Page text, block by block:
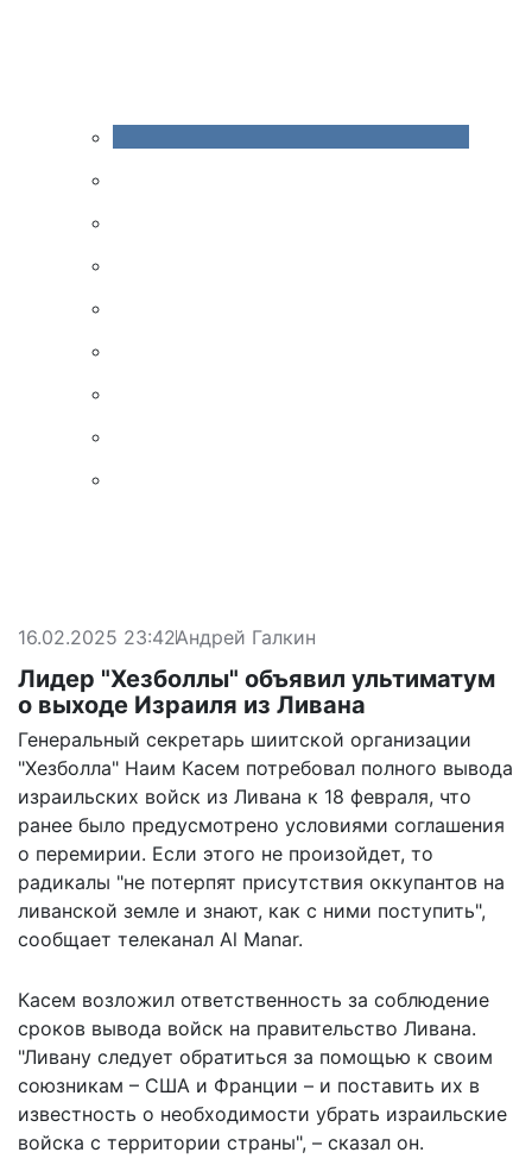
16.02.2025 23:42Андрей Галкин
Лидер "Хезболлы" объявил ультиматум
о выходе Израиля из Ливана
Генеральный секретарь шиитской организации
"Хезболла" Наим Касем потребовал полного вывода
израильских войск из Ливана к 18 февраля, что
ранее было предусмотрено условиями соглашения
о перемирии. Если этого не произойдет, то
радикалы "не потерпят присутствия оккупантов на
ливанской земле и знают, как с ними поступить",
сообщает телеканал Al Manar.
Касем возложил ответственность за соблюдение
сроков вывода войск на правительство Ливана.
"Ливану следует обратиться за помощью к своим
союзникам – США и Франции – и поставить их в
известность о необходимости убрать израильские
войска с территории страны", – сказал он.